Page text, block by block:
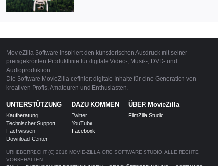
MovieZilla Software inspiriert den künstlerischen Ausdruck mit seiner
preisgekrönten Produktlinie für digitale Video-, Musik-, DVD- und
Audioproduktion.
Die Software MovieZilla definiert digitale Inhalte für eine Generation von
kreativen Profis, Amateuren und Enthusiasten.
UNTERSTÜTZUNG
Kaufberatung
Technischer Support
Fachwissen
Download-Center
DAZU KOMMEN
Twitter
YouTube
Facebook
ÜBER MovieZilla
FilmZilla Studio
URHEBERRECHT (C) 2018 MOVIE-ZILLA.ORG SOFTWARE STUDIO. ALLE RECHTE
VORBEHALTEN.